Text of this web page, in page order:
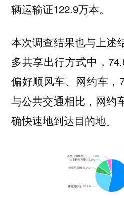
辆运输证122.9万本。
本次调查结果也与上述
多共享出行方式中，
偏好顺风车、网约车，
与公共交通相比，网约
确快速地到达目的地。